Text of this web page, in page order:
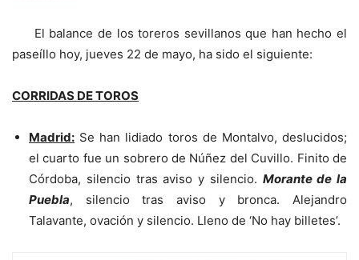
El balance de los toreros sevillanos que han hecho el
paseíllo hoy, jueves 22 de mayo, ha sido el siguiente:
CORRIDAS DE TOROS
Madrid: Se han lidiado toros de Montalvo, deslucidos;
el cuarto fue un sobrero de Núñez del Cuvillo. Finito de
Córdoba, silencio tras aviso y silencio. Morante de la
Puebla, silencio tras aviso y bronca. Alejandro
Talavante, ovación y silencio. Lleno de ‘No hay billetes’.